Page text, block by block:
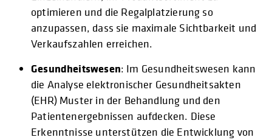
optimieren und die Regalplatzierung so
anzupassen, dass sie maximale Sichtbarkeit und
Verkaufszahlen erreichen.
Gesundheitswesen: Im Gesundheitswesen kann
die Analyse elektronischer Gesundheitsakten
(EHR) Muster in der Behandlung und den
Patientenergebnissen aufdecken. Diese
Erkenntnisse unterstützen die Entwicklung von